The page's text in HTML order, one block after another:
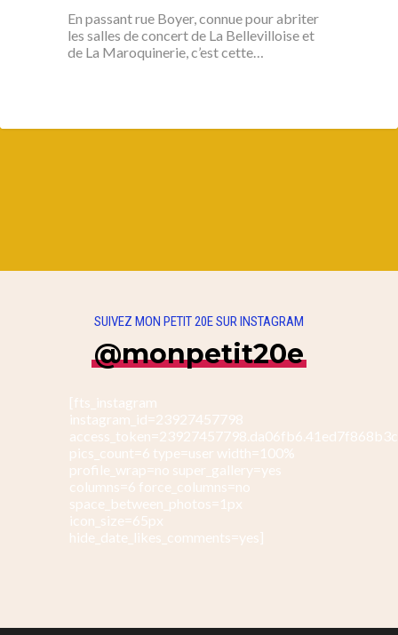
En passant rue Boyer, connue pour abriter
les salles de concert de La Bellevilloise et
de La Maroquinerie, c’est cette…
SUIVEZ MON PETIT 20E SUR INSTAGRAM
@monpetit20e
[fts_instagram
instagram_id=23927457798
pics_count=6 type=user width=100%
profile_wrap=no super_gallery=yes
columns=6 force_columns=no
space_between_photos=1px
icon_size=65px
hide_date_likes_comments=yes]